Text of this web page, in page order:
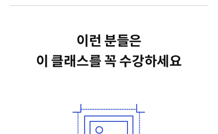
이런 분들은
이 클래스를 꼭 수강하세요